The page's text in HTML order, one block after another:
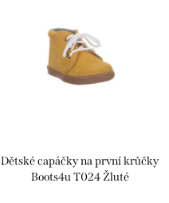
Dětské capáčky na první krůčky
Boots4u T024 Žluté